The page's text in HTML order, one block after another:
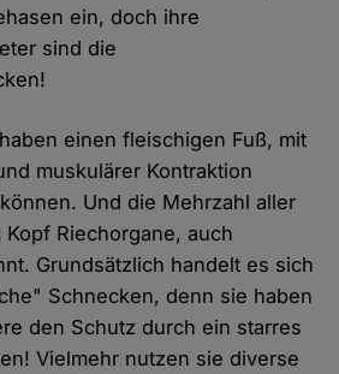
ein, doch ihre
sind die
einen fleischigen Fuß, mit
muskulärer Kontraktion
Und die Mehrzahl aller
Riechorgane, auch
Grundsätzlich handelt es sich
Schnecken, denn sie haben
den Schutz durch ein starres
Vielmehr nutzen sie diverse